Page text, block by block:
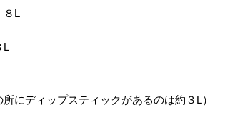
８L
L
にディップスティックがあるのは約３L）